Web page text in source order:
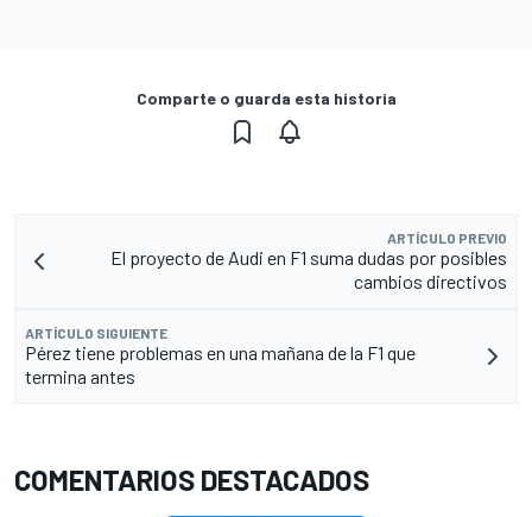
Comparte o guarda esta historia
ARTÍCULO PREVIO
El proyecto de Audi en F1 suma dudas por posibles
cambios directivos
ARTÍCULO SIGUIENTE
Pérez tiene problemas en una mañana de la F1 que
termina antes
COMENTARIOS DESTACADOS